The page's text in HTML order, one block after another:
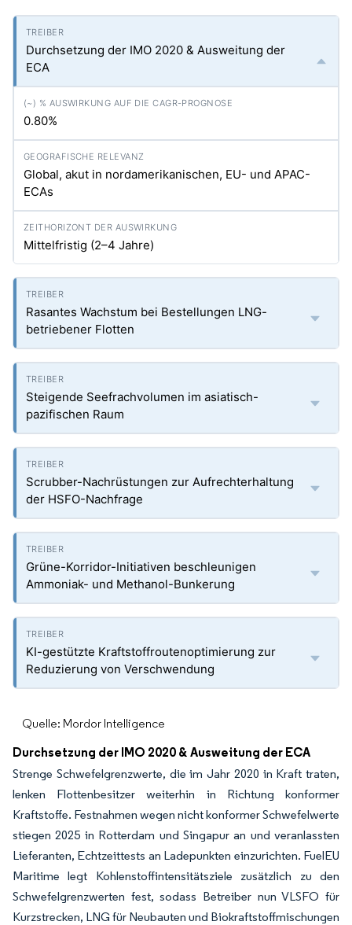
Durchsetzung der IMO 2020 & Ausweitung der
ECA
0.80%
Global, akut in nordamerikanischen, EU- und APAC-
ECAs
Mittelfristig (2–4 Jahre)
Rasantes Wachstum bei Bestellungen LNG-
betriebener Flotten
Steigende Seefrachvolumen im asiatisch-
pazifischen Raum
Scrubber-Nachrüstungen zur Aufrechterhaltung
der HSFO-Nachfrage
Grüne-Korridor-Initiativen beschleunigen
Ammoniak- und Methanol-Bunkerung
KI-gestützte Kraftstoffroutenoptimierung zur
Reduzierung von Verschwendung
Quelle: Mordor Intelligence
Durchsetzung der IMO 2020 & Ausweitung der ECA
Strenge Schwefelgrenzwerte, die im Jahr 2020 in Kraft traten,
lenken Flottenbesitzer weiterhin in Richtung konformer
Kraftstoffe. Festnahmen wegen nicht konformer Schwefelwerte
stiegen 2025 in Rotterdam und Singapur an und veranlassten
Lieferanten, Echtzeittests an Ladepunkten einzurichten. FuelEU
Maritime legt Kohlenstoffintensitätsziele zusätzlich zu den
Schwefelgrenzwerten fest, sodass Betreiber nun VLSFO für
Kurzstrecken, LNG für Neubauten und Biokraftstoffmischungen